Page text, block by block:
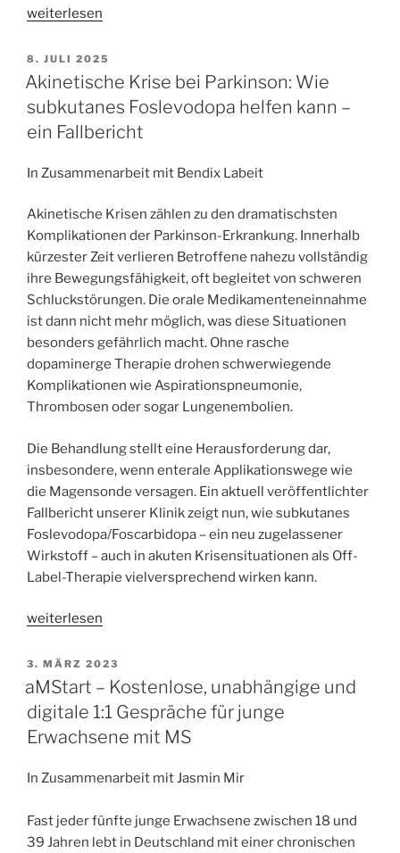
„Tiefe
und
Schluckstörungen
Morbus
Parkinson:
wissen
wir
über
Effekte
auf
die
oropharyngeale
Dysphagie
–
und
was
noch?“
weiterlesen
VERÖFFENTLICHT
AM
8. JULI 2025
Akinetische Krise bei Parkinson: Wie
subkutanes Foslevodopa helfen kann –
ein Fallbericht
In Zusammenarbeit mit Bendix Labeit
Akinetische Krisen zählen zu den dramatischsten
Komplikationen der Parkinson-Erkrankung. Innerhalb
kürzester Zeit verlieren Betroffene nahezu vollständig
ihre Bewegungsfähigkeit, oft begleitet von schweren
Schluckstörungen. Die orale Medikamenteneinnahme
ist dann nicht mehr möglich, was diese Situationen
besonders gefährlich macht. Ohne rasche
dopaminerge Therapie drohen schwerwiegende
Komplikationen wie Aspirationspneumonie,
Thrombosen oder sogar Lungenembolien.
Die Behandlung stellt eine Herausforderung dar,
insbesondere, wenn enterale Applikationswege wie
die Magensonde versagen. Ein aktuell veröffentlichter
Fallbericht unserer Klinik zeigt nun, wie subkutanes
Foslevodopa/Foscarbidopa – ein neu zugelassener
Wirkstoff – auch in akuten Krisensituationen als Off-
Label-Therapie vielversprechend wirken kann.
„Akinetische
bei
Parkinson:
Wie
subkutanes
Foslevodopa
kann
ein
weiterlesen
VERÖFFENTLICHT
AM
3. MÄRZ 2023
aMStart – Kostenlose, unabhängige und
digitale 1:1 Gespräche für junge
Erwachsene mit MS
In Zusammenarbeit mit Jasmin Mir
Fast jeder fünfte junge Erwachsene zwischen 18 und
39 Jahren lebt in Deutschland mit einer chronischen